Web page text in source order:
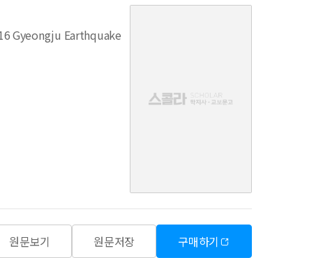
Gyeongju Earthquake
원문보기 원문저장 구매하기